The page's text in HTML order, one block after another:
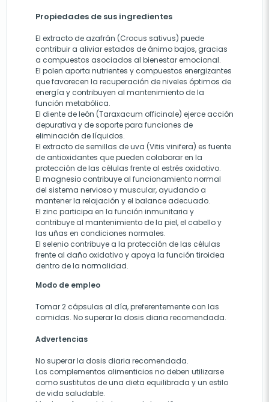
Propiedades de sus ingredientes
El extracto de azafrán (Crocus sativus) puede
contribuir a aliviar estados de ánimo bajos, gracias
a compuestos asociados al bienestar emocional.
El polen aporta nutrientes y compuestos energizantes
que favorecen la recuperación de niveles óptimos de
energía y contribuyen al mantenimiento de la
función metabólica.
El diente de león (Taraxacum officinale) ejerce acción
depurativa y de soporte para funciones de
eliminación de líquidos.
El extracto de semillas de uva (Vitis vinifera) es fuente
de antioxidantes que pueden colaborar en la
protección de las células frente al estrés oxidativo.
El magnesio contribuye al funcionamiento normal
del sistema nervioso y muscular, ayudando a
mantener la relajación y el balance adecuado.
El zinc participa en la función inmunitaria y
contribuye al mantenimiento de la piel, el cabello y
las uñas en condiciones normales.
El selenio contribuye a la protección de las células
frente al daño oxidativo y apoya la función tiroidea
dentro de la normalidad.
Modo de empleo
Tomar 2 cápsulas al día, preferentemente con las
comidas. No superar la dosis diaria recomendada.
Advertencias
No superar la dosis diaria recomendada.
Los complementos alimenticios no deben utilizarse
como sustitutos de una dieta equilibrada y un estilo
de vida saludable.